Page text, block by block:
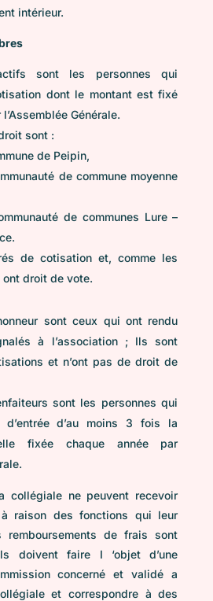
intérieur.
sont les personnes qui
dont le montant est fixé
Générale.
sont :
de Peipin,
de commune moyenne
de communes Lure –
de cotisation et, comme les
droit de vote.
sont ceux qui ont rendu
à l’association ; Ils sont
et n’ont pas de droit de
sont les personnes qui
d’au moins 3 fois la
fixée chaque année par
collégiale ne peuvent recevoir
raison des fonctions qui leur
remboursements de frais sont
doivent faire I ‘objet d’une
concerné et validé a
et correspondre à des